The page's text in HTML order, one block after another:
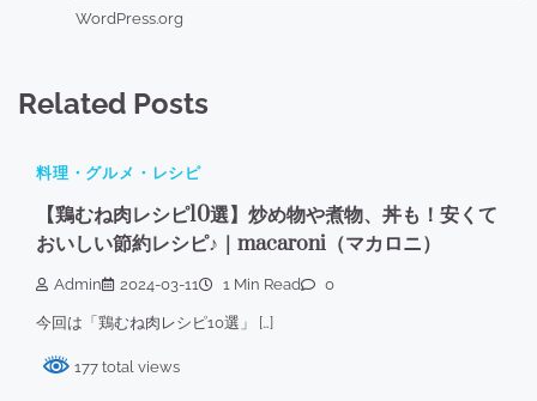
WordPress.org
Related Posts
料理・グルメ・レシピ
【鶏むね肉レシピ10選】炒め物や煮物、丼も！安くて
おいしい節約レシピ♪｜macaroni（マカロニ）
Admin 2024-03-11 1 Min Read 0
今回は「鶏むね肉レシピ10選」 […]
177 total views